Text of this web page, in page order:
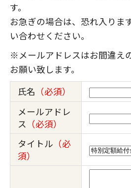
す。
お急ぎの場合は、恐れ入りま
い合わせください。
※メールアドレスはお間違え
お願い致します。
氏名 （必須）
メールアドレ
ス （必須）
タイトル （必
須）